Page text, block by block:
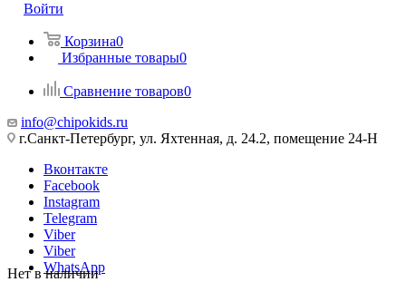
Войти
Корзина0
Избранные товары0
Сравнение товаров0
info@chipokids.ru
г.Санкт-Петербург, ул. Яхтенная, д. 24.2, помещение 24-Н
Вконтакте
Facebook
Instagram
Telegram
Viber
Viber
WhatsApp
Нет в наличии